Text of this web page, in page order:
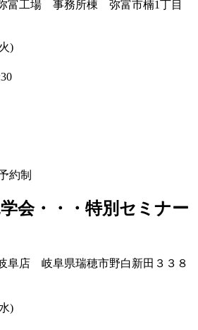
富工場 事務所棟 弥富市楠1丁目
)
約制
会・・・特別セミナー
阜店 岐阜県瑞穂市野白新田３３８
)